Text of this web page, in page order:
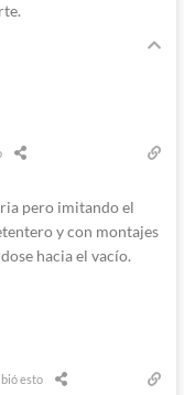
pero imitando el
y con montajes
hacia el vacío.
esto